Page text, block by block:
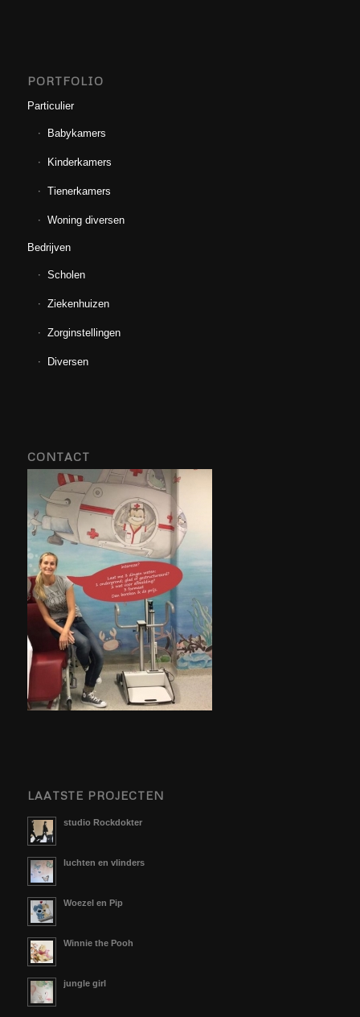
PORTFOLIO
Particulier
Babykamers
Kinderkamers
Tienerkamers
Woning diversen
Bedrijven
Scholen
Ziekenhuizen
Zorginstellingen
Diversen
CONTACT
LAATSTE PROJECTEN
studio Rockdokter
luchten en vlinders
Woezel en Pip
Winnie the Pooh
jungle girl